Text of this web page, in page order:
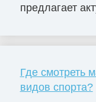
предлагает
Где смотреть
видов спорта?